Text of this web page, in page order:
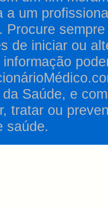
a um
Procure
de iniciar ou
informação
Saúde, e
tratar ou
saúde.